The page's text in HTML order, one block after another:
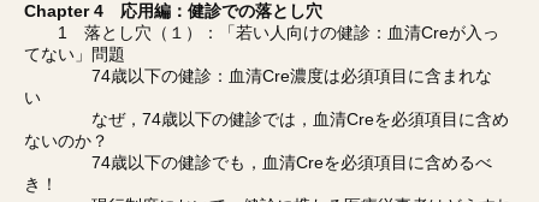
Chapter 4 応用編：健診での落とし穴
1 落とし穴（１）：「若い人向けの健診：血清Creが入っ
てない」問題
74歳以下の健診：血清Cre濃度は必須項目に含まれな
い
なぜ，74歳以下の健診では，血清Creを必須項目に含め
ないのか？
74歳以下の健診でも，血清Creを必須項目に含めるべ
き！